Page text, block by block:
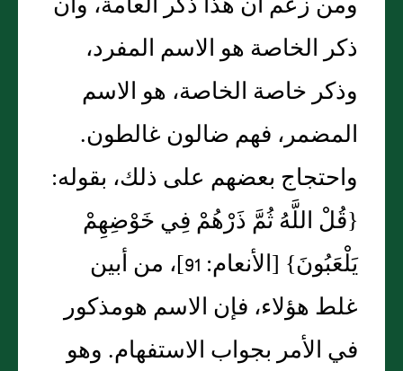
ذكر الخاصة هو الاسم المفرد،
وذكر خاصة الخاصة، هو الاسم
المضمر، فهم ضالون غالطون‏.‏
واحتجاج بعضهم على ذلك، بقوله‏:‏
‏{‏قُلْ اللَّهُ ثُمَّ ذَرْهُمْ فِي خَوْضِهِمْ
يَلْعَبُونَ‏}‏ ‏[‏الأنعام‏:‏ 91‏]‏، من أبين
غلط هؤلاء، فإن الاسم هومذكور
في الأمر بجواب الاستفهام‏.‏ وهو